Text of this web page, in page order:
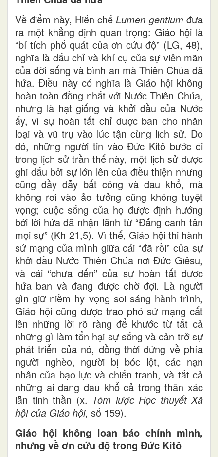
Về điểm này, Hiến chế Lumen gentium đưa
ra một khẳng định quan trọng: Giáo hội là
“bí tích phổ quát của ơn cứu độ” (LG, 48),
nghĩa là dấu chỉ và khí cụ của sự viên mãn
của đời sống và bình an mà Thiên Chúa đã
hứa. Điều này có nghĩa là Giáo hội không
hoàn toàn đồng nhất với Nước Thiên Chúa,
nhưng là hạt giống và khởi đầu của Nước
ấy, vì sự hoàn tất chỉ được ban cho nhân
loại và vũ trụ vào lúc tận cùng lịch sử. Do
đó, những người tin vào Đức Kitô bước đi
trong lịch sử trần thế này, một lịch sử được
ghi dấu bởi sự lớn lên của điều thiện nhưng
cũng đầy dẫy bất công và đau khổ, mà
không rơi vào ảo tưởng cũng không tuyệt
vọng; cuộc sống của họ được định hướng
bởi lời hứa đã nhận lãnh từ “Đấng canh tân
mọi sự” (Kh 21,5). Vì thế, Giáo hội thi hành
sứ mạng của mình giữa cái “đã rồi” của sự
khởi đầu Nước Thiên Chúa nơi Đức Giêsu,
và cái “chưa đến” của sự hoàn tất được
hứa ban và đang được chờ đợi. Là người
gìn giữ niềm hy vọng soi sáng hành trình,
Giáo hội cũng được trao phó sứ mạng cất
lên những lời rõ ràng để khước từ tất cả
những gì làm tổn hại sự sống và cản trở sự
phát triển của nó, đồng thời đứng về phía
người nghèo, người bị bóc lột, các nạn
nhân của bạo lực và chiến tranh, và tất cả
những ai đang đau khổ cả trong thân xác
lẫn tinh thần (x. Tóm lược Học thuyết Xã
hội của Giáo hội, số 159).
Giáo hội không loan báo chính mình,
nhưng về ơn cứu độ trong Đức Kitô